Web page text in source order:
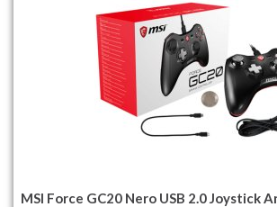
MSI Force GC20 Nero USB 2.0 Joystick